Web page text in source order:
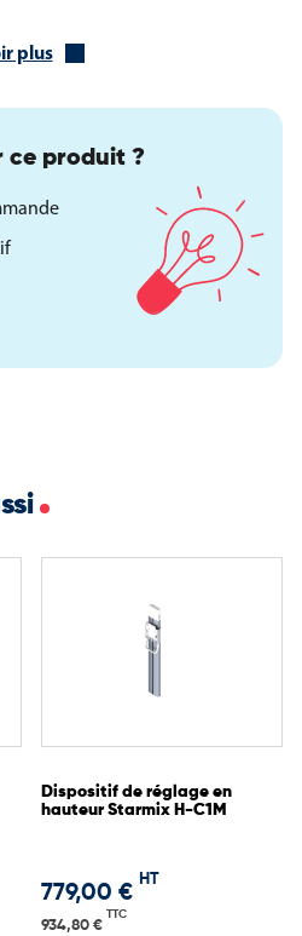
disponibles au détail,
plus
ce produit ?
Dispositif de réglage en
hauteur Starmix H-C1M
779,00 €
HT
934,80 €
TTC